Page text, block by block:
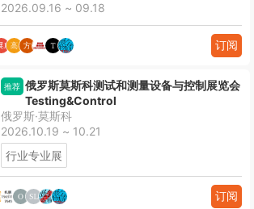
2026.09.16 ~ 09.18
订阅
推荐 俄罗斯莫斯科测试和测量设备与控制展览会
Testing&Control
俄罗斯·莫斯科
2026.10.19 ~ 10.21
行业专业展
订阅